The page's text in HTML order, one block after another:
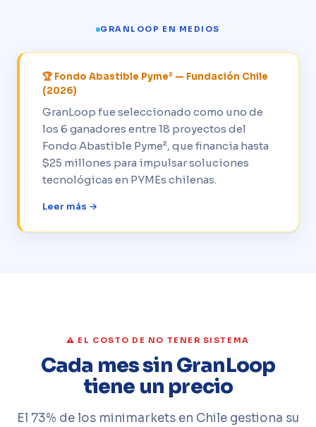
GRANLOOP EN MEDIOS
🏆 Fondo Abastible Pyme² — Fundación Chile
(2026)
GranLoop fue seleccionado como uno de
los 6 ganadores entre 18 proyectos del
Fondo Abastible Pyme², que financia hasta
$25 millones para impulsar soluciones
tecnológicas en PYMEs chilenas.
Leer más →
⚠️ EL COSTO DE NO TENER SISTEMA
Cada mes sin GranLoop
tiene un precio
El 73% de los minimarkets en Chile gestiona su